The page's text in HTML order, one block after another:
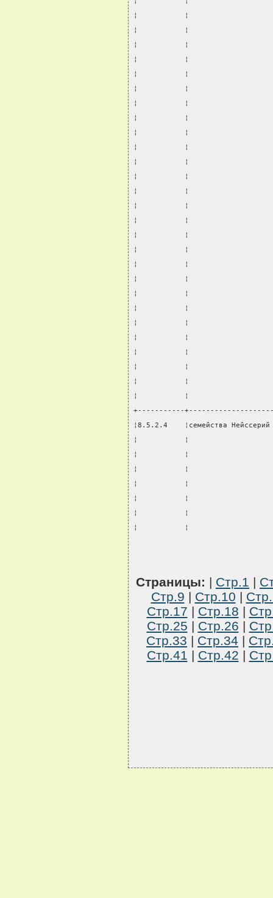
¦           ¦
¦           ¦
¦           ¦
¦           ¦
¦           ¦
¦           ¦
¦           ¦
¦           ¦
¦           ¦
¦           ¦
¦           ¦
¦           ¦
¦           ¦
¦           ¦
¦           ¦
¦           ¦
¦           ¦
¦           ¦
¦           ¦
¦           ¦
¦           ¦
¦           ¦
¦           ¦
¦           ¦
¦           ¦
¦           ¦
¦           ¦
+-----------
¦8.5.2.4    ¦семейства
¦           ¦
¦           ¦
¦           ¦
¦           ¦
¦           ¦
¦           ¦
¦           ¦
Страницы: | Стр.1 |
Стр.9 | Стр.10 |
Стр.17 | Стр.18 |
Стр.25 | Стр.26 |
Стр.33 | Стр.34 |
Стр.41 | Стр.42 |